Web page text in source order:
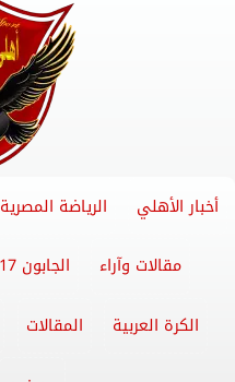
أخبار الأهلي الرياضة المصرية
مقالات وآراء الجابون 2017
الكرة العربية المقالات